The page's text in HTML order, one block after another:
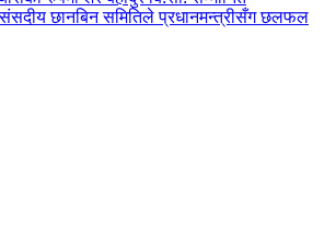
संसदीय छानबिन समितिले प्रधानमन्त्रीसँग छलफल